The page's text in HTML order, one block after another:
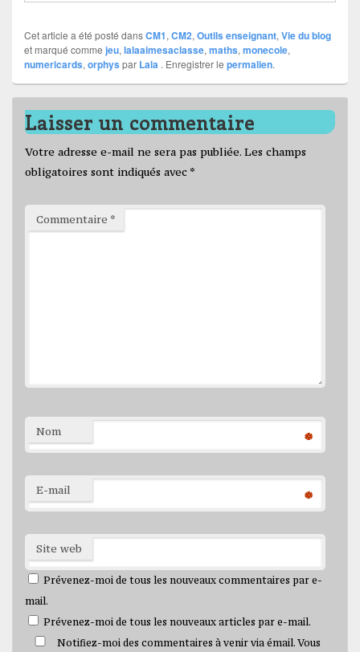
Cet article a été posté dansCM1, CM2, Outils enseignant, Vie du blog
et marqué comme jeu, lalaaimesaclasse, maths, monecole,
numericards, orphys par Lala . Enregistrer le permalien.
Laisser un commentaire
Votre adresse e-mail ne sera pas publiée. Les champs
obligatoires sont indiqués avec *
Commentaire *
Nom *
E-mail *
Site web
Prévenez-moi de tous les nouveaux commentaires par e-
mail.
Prévenez-moi de tous les nouveaux articles par e-mail.
Notifiez-moi des commentaires à venir via émail. Vous